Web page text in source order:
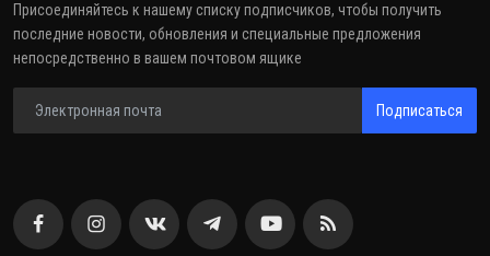
Присоединяйтесь к нашему списку подписчиков, чтобы получить
последние новости, обновления и специальные предложения
непосредственно в вашем почтовом ящике
Подписаться